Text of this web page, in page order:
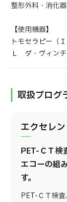
整形外科・消化
【使用機器】
トモセラピー
Ｌ ダ・ヴィン
取扱プログ
エクセレ
PET-ＣＴ検
エコーの組
す。
PET-ＣＴ検